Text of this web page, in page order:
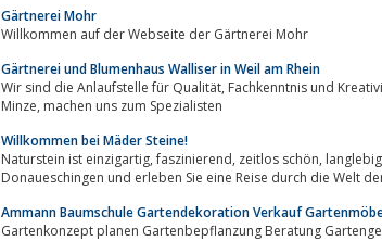
Gärtnerei Mohr
Willkommen auf der Webseite der Gärtnerei Mohr
Gärtnerei und Blumenhaus Walliser in Weil am Rhein
Wir sind die Anlaufstelle für Qualität, Fachkenntnis und Kreativität...Über 100 Jahre Erfahrung mit Rosenpflanzen, Kräutern und
Minze, machen uns zum Spezialisten
Willkommen bei Mäder Steine!
Naturstein ist einzigartig, faszinierend, zeitlos schön, langlebig und immer modern...Besuchen Sie unsere Ausstellung in
Donaueschingen und erleben Sie eine Reise durch die Welt
Ammann Baumschule Gartendekoration Verkauf
Gartenkonzept planen Gartenbepflanzung Beratung